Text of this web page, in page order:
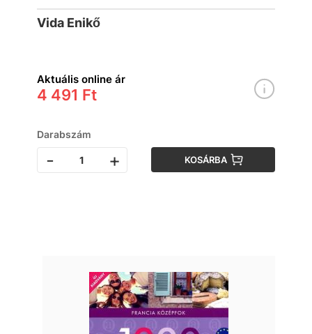
Vida Enikő
Aktuális online ár
4 491 Ft
Darabszám
- + KOSÁRBA